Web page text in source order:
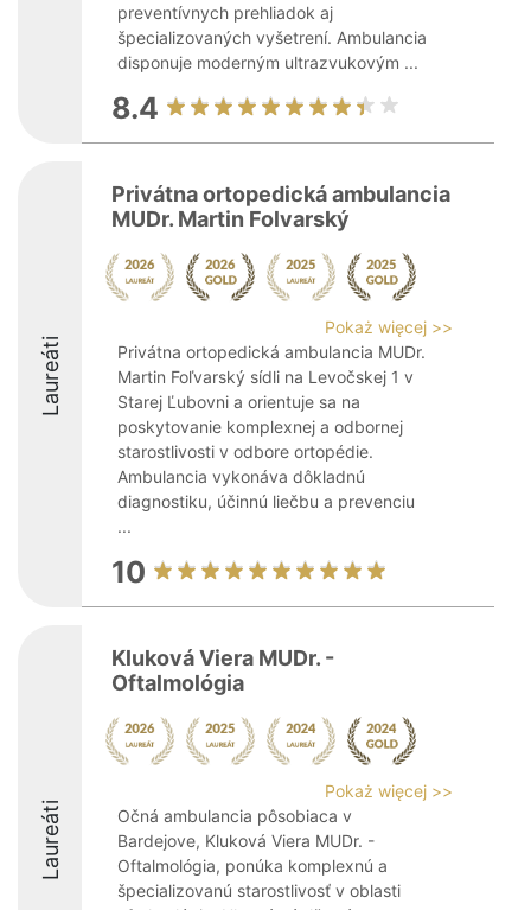
preventívnych prehliadok aj
špecializovaných vyšetrení. Ambulancia
disponuje moderným ultrazvukovým ...
8.4
Laureáti
Privátna ortopedická ambulancia
MUDr. Martin Folvarský
Pokaż więcej >>
Privátna ortopedická ambulancia MUDr.
Martin Foľvarský sídli na Levočskej 1 v
Starej Ľubovni a orientuje sa na
poskytovanie komplexnej a odbornej
starostlivosti v odbore ortopédie.
Ambulancia vykonáva dôkladnú
diagnostiku, účinnú liečbu a prevenciu
...
10
Laureáti
Kluková Viera MUDr. -
Oftalmológia
Pokaż więcej >>
Očná ambulancia pôsobiaca v
Bardejove, Kluková Viera MUDr. -
Oftalmológia, ponúka komplexnú a
špecializovanú starostlivosť v oblasti